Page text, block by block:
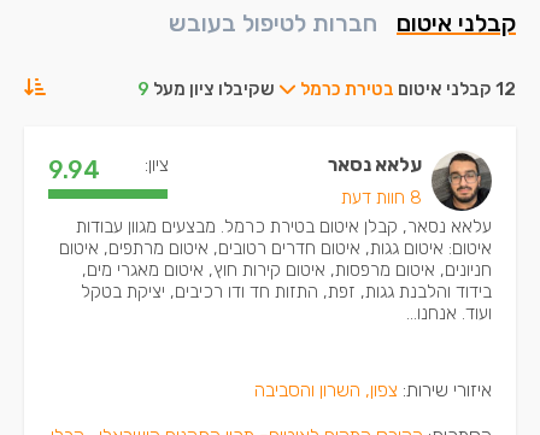
קבלני איטום חברות לטיפול בעובש
12 קבלני איטום בטירת כרמל שקיבלו ציון מעל 9
עלאא נסאר
8 חוות דעת
ציון: 9.94
עלאא נסאר, קבלן איטום בטירת כרמל. מבצעים מגוון עבודות
איטום: איטום גגות, איטום חדרים רטובים, איטום מרתפים, איטום
חניונים, איטום מרפסות, איטום קירות חוץ, איטום מאגרי מים,
בידוד והלבנת גגות, זפת, התזות חד ודו רכיבים, יציקת בטקל
ועוד. אנחנו...
איזורי שירות: צפון, השרון והסביבה